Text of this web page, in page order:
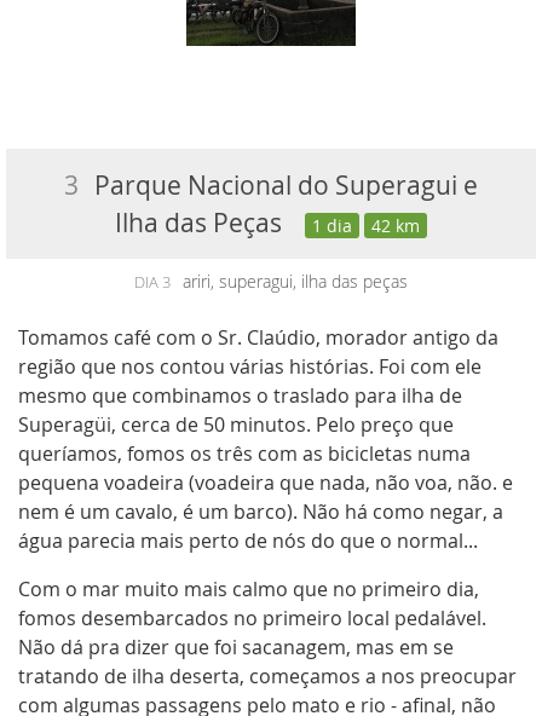
3 Parque Nacional do Superagui e
Ilha das Peças
1 dia 42 km
DIA 3 ariri, superagui, ilha das peças
Tomamos café com o Sr. Claúdio, morador antigo da
região que nos contou várias histórias. Foi com ele
mesmo que combinamos o traslado para ilha de
Superagüi, cerca de 50 minutos. Pelo preço que
queríamos, fomos os três com as bicicletas numa
pequena voadeira (voadeira que nada, não voa, não. e
nem é um cavalo, é um barco). Não há como negar, a
água parecia mais perto de nós do que o normal...
Com o mar muito mais calmo que no primeiro dia,
fomos desembarcados no primeiro local pedalável.
Não dá pra dizer que foi sacanagem, mas em se
tratando de ilha deserta, começamos a nos preocupar
com algumas passagens pelo mato e rio - afinal, não